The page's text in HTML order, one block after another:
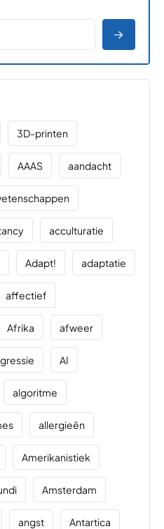
3D-printen
AAAS aandacht
acculturatie
Adapt! adaptatie
affectief
Afrika afweer
AI
algoritme
allergieën
Amerikanistiek
Amsterdam
angst Antartica